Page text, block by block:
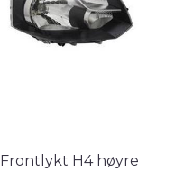
Frontlykt H4 høyre